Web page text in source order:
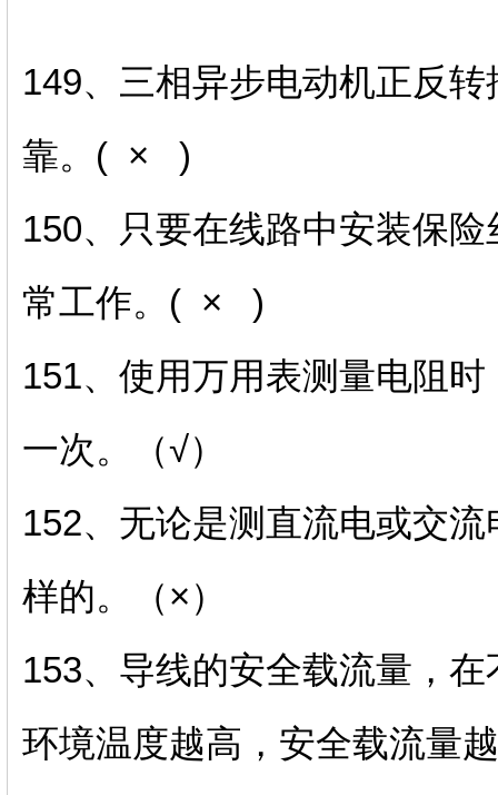
149、三相异步电动机正反
靠。( × )
150、只要在线路中安装保
常工作。( × )
151、使用万用表测量电阻
一次。（√）
152、无论是测直流电或交
样的。（×）
153、导线的安全载流量，
环境温度越高，安全载流量